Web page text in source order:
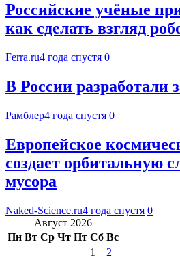
Российские учёные
как сделать взгляд
Ferra.ru4 года спустя 0
В России разработали
Рамблер4 года спустя 0
Европейское
создает орбитальную
мусора
Naked-Science.ru4 года спустя 0
Август 2026
Пн Вт Ср Чт Пт Сб Вс
1
2